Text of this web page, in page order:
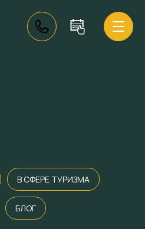
В СФЕРЕ ТУРИЗМА
БЛОГ